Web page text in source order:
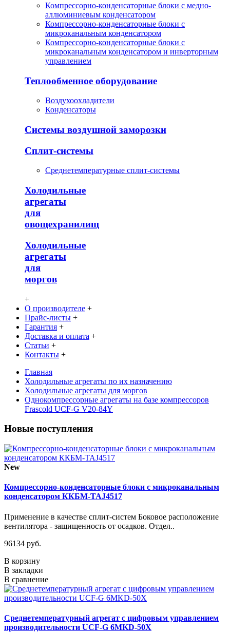
Компрессорно-конденсаторные блоки с медно-
аллюминиевым конденсатором
Компрессорно-конденсаторные блоки с
микроканальным конденсатором
Компрессорно-конденсаторные блоки с
микроканальным конденсатором и инверторным
управлением
Теплообменное оборудование
Воздухоохладители
Конденсаторы
Системы воздушной заморозки
Сплит-системы
Среднетемпературные сплит-системы
Холодильные
агрегаты
для
овощехранилищ
Холодильные
агрегаты
для
моргов
+
О производителе +
Прайс-листы +
Гарантия +
Доставка и оплата +
Статьи +
Контакты +
Главная
Холодильные агрегаты по их назначению
Холодильные агрегаты для моргов
Однокомпрессорные агрегаты на базе компрессоров
Frascold UCF-G V20-84Y
Новые поступления
New
Компрессорно-конденсаторные блоки с микроканальным
конденсатором ККБМ-TAJ4517
Применение в качестве сплит-систем Боковое расположение
вентилятора - защищенность от осадков. Отдел..
96134 руб.
В корзину
В закладки
В сравнение
Среднетемпературный агрегат с цифровым управлением
производительности UCF-G 6MKD-50X